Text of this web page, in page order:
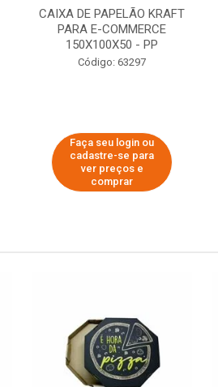
CAIXA DE PAPELÃO KRAFT
PARA E-COMMERCE
150X100X50 - PP
Código: 63297
Faça seu login ou
cadastre-se para
ver preços e
comprar